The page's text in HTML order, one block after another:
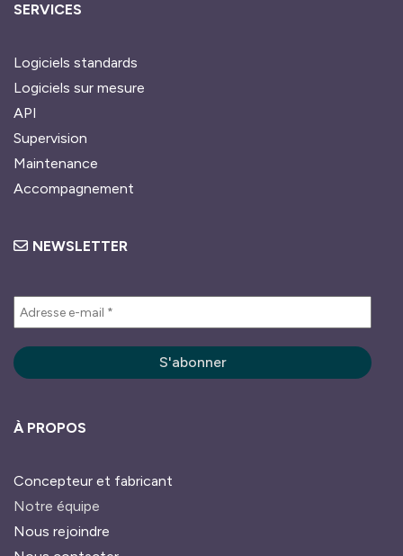
SERVICES
Logiciels standards
Logiciels sur mesure
API
Supervision
Maintenance
Accompagnement
NEWSLETTER
À PROPOS
Concepteur et fabricant
Notre équipe
Nous rejoindre